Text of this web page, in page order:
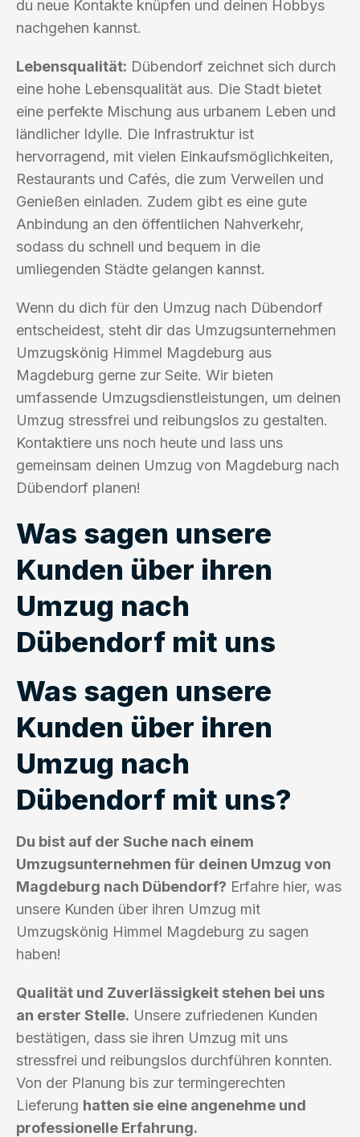
du neue Kontakte knüpfen und deinen Hobbys
nachgehen kannst.
Lebensqualität: Dübendorf zeichnet sich durch
eine hohe Lebensqualität aus. Die Stadt bietet
eine perfekte Mischung aus urbanem Leben und
ländlicher Idylle. Die Infrastruktur ist
hervorragend, mit vielen Einkaufsmöglichkeiten,
Restaurants und Cafés, die zum Verweilen und
Genießen einladen. Zudem gibt es eine gute
Anbindung an den öffentlichen Nahverkehr,
sodass du schnell und bequem in die
umliegenden Städte gelangen kannst.
Wenn du dich für den Umzug nach Dübendorf
entscheidest, steht dir das Umzugsunternehmen
Umzugskönig Himmel Magdeburg aus
Magdeburg gerne zur Seite. Wir bieten
umfassende Umzugsdienstleistungen, um deinen
Umzug stressfrei und reibungslos zu gestalten.
Kontaktiere uns noch heute und lass uns
gemeinsam deinen Umzug von Magdeburg nach
Dübendorf planen!
Was sagen unsere
Kunden über ihren
Umzug nach
Dübendorf mit uns
Was sagen unsere
Kunden über ihren
Umzug nach
Dübendorf mit uns?
Du bist auf der Suche nach einem
Umzugsunternehmen für deinen Umzug von
Magdeburg nach Dübendorf? Erfahre hier, was
unsere Kunden über ihren Umzug mit
Umzugskönig Himmel Magdeburg zu sagen
haben!
Qualität und Zuverlässigkeit stehen bei uns
an erster Stelle. Unsere zufriedenen Kunden
bestätigen, dass sie ihren Umzug mit uns
stressfrei und reibungslos durchführen konnten.
Von der Planung bis zur termingerechten
Lieferung hatten sie eine angenehme und
professionelle Erfahrung.